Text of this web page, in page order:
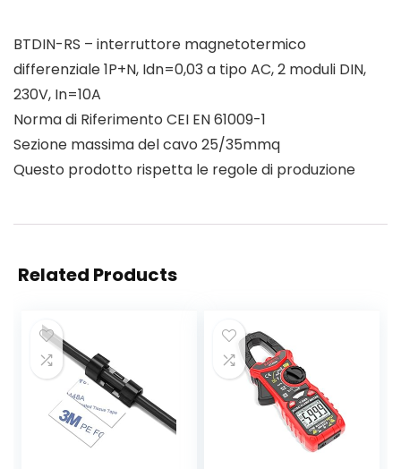
BTDIN-RS – interruttore magnetotermico
differenziale 1P+N, Idn=0,03 a tipo AC, 2 moduli DIN,
230V, In=10A
Norma di Riferimento CEI EN 61009-1
Sezione massima del cavo 25/35mmq
Questo prodotto rispetta le regole di produzione
Related Products